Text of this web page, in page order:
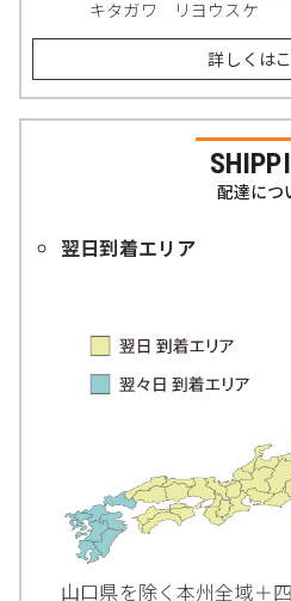
キタガワ リヨウスケ
詳しくは
配達につ
翌日到着エリア
山口県を除く本州全域＋